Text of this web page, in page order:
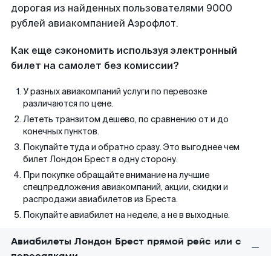
дорогая из найденных пользователями 9000
рублей авиакомпанией Аэрофлот.
Как еще сэкономить используя электронный
билет на самолет без комиссии?
У разных авиакомпаний услуги по перевозке
различаются по цене.
Лететь транзитом дешево, по сравнению от и до
конечных пунктов.
Покупайте туда и обратно сразу. Это выгоднее чем
билет Лондон Брест в одну сторону.
При покупке обращайте внимание на лучшие
спецпредложения авиакомпаний, акции, скидки и
распродажи авиабилетов из Бреста.
Покупайте авиабилет на неделе, а не в выходные.
Авиабилеты Лондон Брест прямой рейс или с